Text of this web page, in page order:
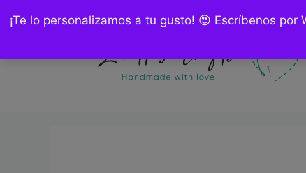
¡Te lo personalizamos a tu gusto! 😍 Escríbenos